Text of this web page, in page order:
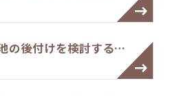
の後付けを検討する…